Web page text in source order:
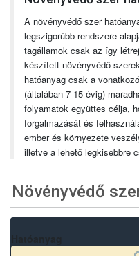
A növényvédő szer
legszigorúbb rendszere
tagállamok csak az így
készített növényvédő
hatóanyag csak a
(általában 7-15 évig)
folyamatok együttes célja,
forgalmazását és
ember és környezete
illetve a lehető legkisebbre
Növényvédő